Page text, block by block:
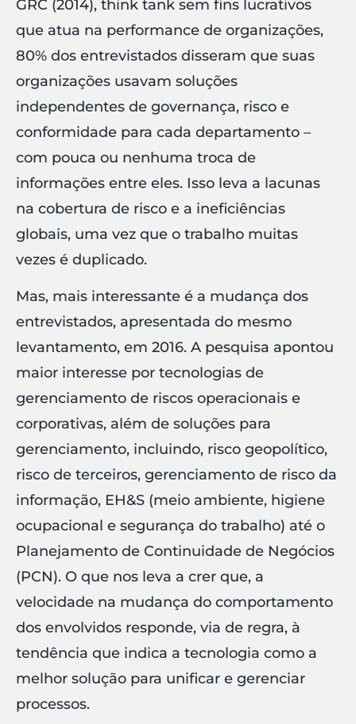
GRC (2014), think tank sem fins lucrativos
que atua na performance de organizações,
80% dos entrevistados disseram que suas
organizações usavam soluções
independentes de governança, risco e
conformidade para cada departamento –
com pouca ou nenhuma troca de
informações entre eles. Isso leva a lacunas
na cobertura de risco e a ineficiências
globais, uma vez que o trabalho muitas
vezes é duplicado.
Mas, mais interessante é a mudança dos
entrevistados, apresentada do mesmo
levantamento, em 2016. A pesquisa apontou
maior interesse por tecnologias de
gerenciamento de riscos operacionais e
corporativas, além de soluções para
gerenciamento, incluindo, risco geopolítico,
risco de terceiros, gerenciamento de risco da
informação, EH&S (meio ambiente, higiene
ocupacional e segurança do trabalho) até o
Planejamento de Continuidade de Negócios
(PCN). O que nos leva a crer que, a
velocidade na mudança do comportamento
dos envolvidos responde, via de regra, à
tendência que indica a tecnologia como a
melhor solução para unificar e gerenciar
processos.